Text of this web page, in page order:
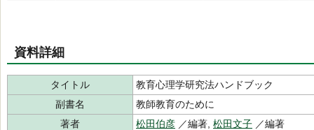
資料詳細
タイトル
教育心理学研究法ハンドブック
副書名
教師教育のために
著者
松田伯彦 ／編著, 松田文子 ／編著